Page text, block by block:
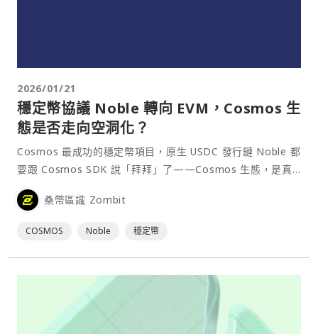
2026/01/21
穩定幣協議 Noble 轉向 EVM，Cosmos 生
態是否走向空洞化？
Cosmos 最成功的穩定幣項目，原生 USDC 發行鏈 Noble 都
要跟 Cosmos SDK 說「拜拜」了——Cosmos 生態，是真
的要涼了嗎？⋯
桑幣區識 Zombit
COSMOS Noble 穩定幣